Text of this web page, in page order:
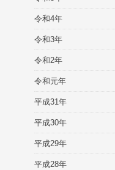
令和4年
令和3年
令和2年
令和元年
平成31年
平成30年
平成29年
平成28年